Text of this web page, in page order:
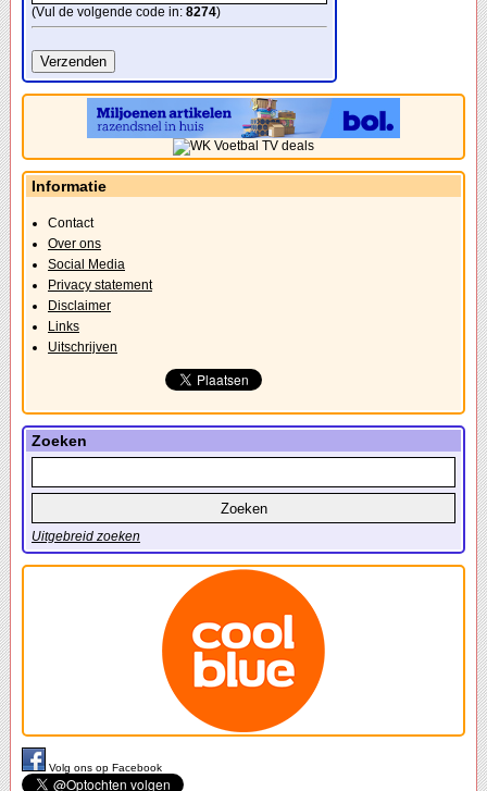
(Vul de volgende code in: 8274)
Informatie
Contact
Over ons
Social Media
Privacy statement
Disclaimer
Links
Uitschrijven
Zoeken
Uitgebreid zoeken
Volg ons op Facebook